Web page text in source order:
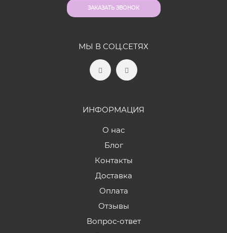
ЗАКАЗАТЬ ЗВОНОК
МЫ В СОЦ.СЕТЯХ
ИНФОРМАЦИЯ
О нас
Блог
Контакты
Доставка
Оплата
Отзывы
Вопрос-ответ